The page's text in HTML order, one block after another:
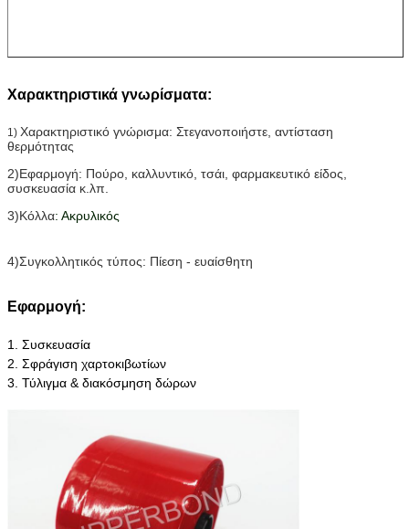
Χαρακτηριστικά γνωρίσματα:
1) Χαρακτηριστικό γνώρισμα: Στεγανοποιήστε, αντίσταση
θερμότητας
2)Εφαρμογή: Πούρο, καλλυντικό, τσάι, φαρμακευτικό είδος,
συσκευασία κ.λπ.
3)Κόλλα: Ακρυλικός
4)Συγκολλητικός τύπος: Πίεση - ευαίσθητη
Εφαρμογή:
1. Συσκευασία
2. Σφράγιση χαρτοκιβωτίων
3. Τύλιγμα & διακόσμηση δώρων